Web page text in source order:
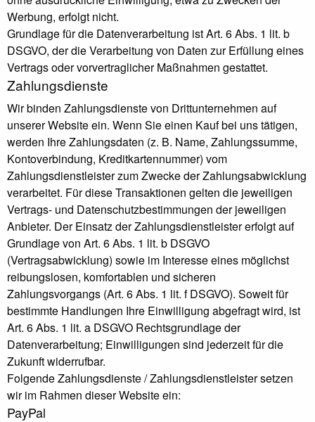
Werbung, erfolgt nicht.
Grundlage für die Datenverarbeitung ist Art. 6 Abs. 1 lit. b
DSGVO, der die Verarbeitung von Daten zur Erfüllung eines
Vertrags oder vorvertraglicher Maßnahmen gestattet.
Zahlungsdienste
Wir binden Zahlungsdienste von Drittunternehmen auf
unserer Website ein. Wenn Sie einen Kauf bei uns tätigen,
werden Ihre Zahlungsdaten (z. B. Name, Zahlungssumme,
Kontoverbindung, Kreditkartennummer) vom
Zahlungsdienstleister zum Zwecke der Zahlungsabwicklung
verarbeitet. Für diese Transaktionen gelten die jeweiligen
Vertrags- und Datenschutzbestimmungen der jeweiligen
Anbieter. Der Einsatz der Zahlungsdienstleister erfolgt auf
Grundlage von Art. 6 Abs. 1 lit. b DSGVO
(Vertragsabwicklung) sowie im Interesse eines möglichst
reibungslosen, komfortablen und sicheren
Zahlungsvorgangs (Art. 6 Abs. 1 lit. f DSGVO). Soweit für
bestimmte Handlungen Ihre Einwilligung abgefragt wird, ist
Art. 6 Abs. 1 lit. a DSGVO Rechtsgrundlage der
Datenverarbeitung; Einwilligungen sind jederzeit für die
Zukunft widerrufbar.
Folgende Zahlungsdienste / Zahlungsdienstleister setzen
wir im Rahmen dieser Website ein:
PayPal